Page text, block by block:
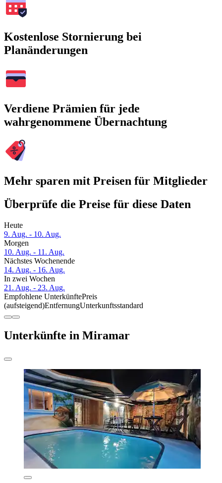
Kostenlose Stornierung bei
Planänderungen
Verdiene Prämien für jede
wahrgenommene Übernachtung
Mehr sparen mit Preisen für Mitglieder
Überprüfe die Preise für diese Daten
Heute
9. Aug. - 10. Aug.
Morgen
10. Aug. - 11. Aug.
Nächstes Wochenende
14. Aug. - 16. Aug.
In zwei Wochen
21. Aug. - 23. Aug.
Empfohlene UnterkünftePreis
(aufsteigend)EntfernungUnterkunftsstandard
Unterkünfte in Miramar